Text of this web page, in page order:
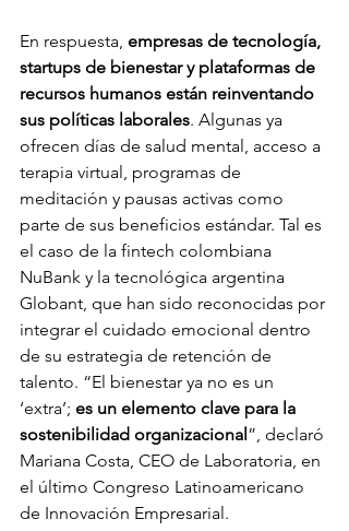
En respuesta, empresas de tecnología,
startups de bienestar y plataformas de
recursos humanos están reinventando
sus políticas laborales. Algunas ya
ofrecen días de salud mental, acceso a
terapia virtual, programas de
meditación y pausas activas como
parte de sus beneficios estándar. Tal es
el caso de la fintech colombiana
NuBank y la tecnológica argentina
Globant, que han sido reconocidas por
integrar el cuidado emocional dentro
de su estrategia de retención de
talento. “El bienestar ya no es un
‘extra’; es un elemento clave para la
sostenibilidad organizacional”, declaró
Mariana Costa, CEO de Laboratoria, en
el último Congreso Latinoamericano
de Innovación Empresarial.